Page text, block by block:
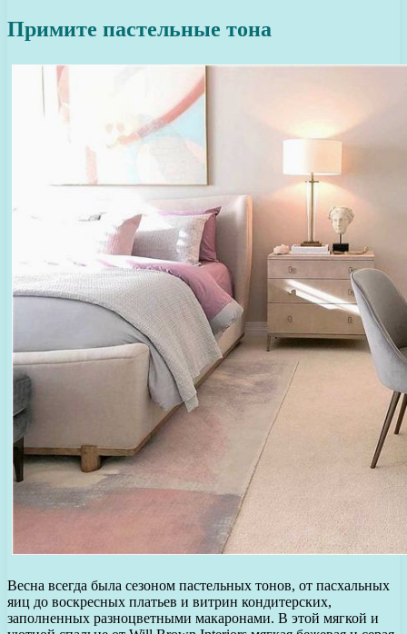
Примите пастельные тона
Весна всегда была сезоном пастельных тонов, от пасхальных
яиц до воскресных платьев и витрин кондитерских,
заполненных разноцветными макаронами. В этой мягкой и